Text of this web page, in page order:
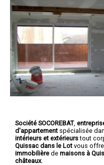
Société SOCOREBAT,
d'appartement spécialisée
intérieurs et extérieurstout
Quissac dans le Lot vous
immobilière de maisons à
châteaux.